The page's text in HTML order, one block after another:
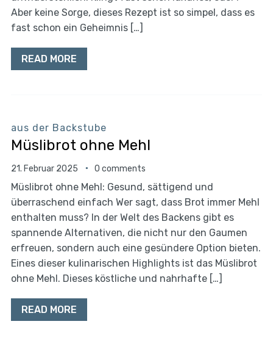
Aber keine Sorge, dieses Rezept ist so simpel, dass es
fast schon ein Geheimnis […]
READ MORE
aus der Backstube
Müslibrot ohne Mehl
21. Februar 2025 0 comments
Müslibrot ohne Mehl: Gesund, sättigend und
überraschend einfach Wer sagt, dass Brot immer Mehl
enthalten muss? In der Welt des Backens gibt es
spannende Alternativen, die nicht nur den Gaumen
erfreuen, sondern auch eine gesündere Option bieten.
Eines dieser kulinarischen Highlights ist das Müslibrot
ohne Mehl. Dieses köstliche und nahrhafte […]
READ MORE